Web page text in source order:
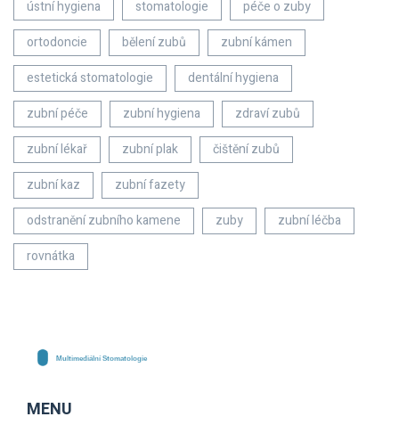
ústní hygiena stomatologie
péče o zuby
ortodoncie
bělení zubů
zubní kámen
estetická stomatologie
dentální hygiena
zubní péče
zubní hygiena
zdraví zubů
zubní lékař
zubní plak
čištění zubů
zubní kaz
zubní fazety
odstranění zubního kamene
zuby
zubní léčba
rovnátka
MENU